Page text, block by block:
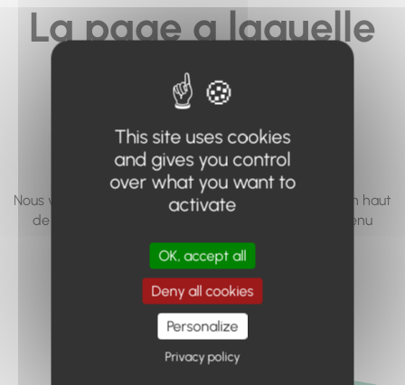
La page a laquelle
vous cherchez à
accéder n'existe
pas... ou plus.
Nous vous invitons à utiliser le moteur de recherche en haut
de page, ou à utiliser le menu pour trouver le contenu
recherché.
Retour à l'accueil
This site uses cookies
and gives you control
over what you want to
activate
OK, accept all
Deny all cookies
Personalize
Privacy policy